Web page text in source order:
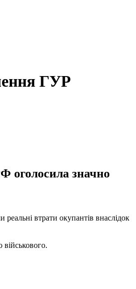
ГУР
оголосила значно
втрати окупантів внаслідок
військового.